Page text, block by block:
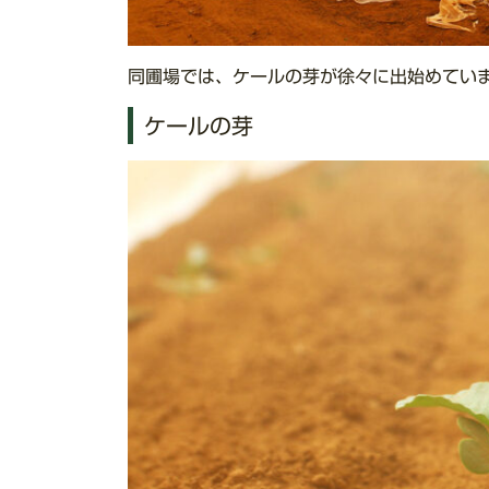
同圃場では、ケールの芽が徐々に出始めてい
ケールの芽